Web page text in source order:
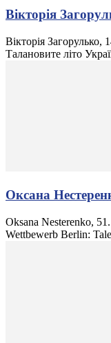
Вікторія
Вікторія Загорулько,
Талановите літо
Оксана
Oksana Nesterenko, 51.
Wettbewerb Berlin: